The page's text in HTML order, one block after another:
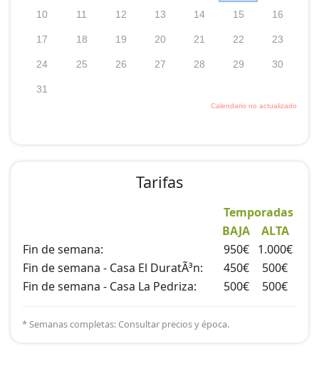
Tarifas
Temporadas
BAJA
ALTA
Fin de semana:
950€
1.000€
Fin de semana - Casa El DuratÃ³n:
450€
500€
Fin de semana - Casa La Pedriza:
500€ 500€
* Semanas completas: Consultar precios y época.